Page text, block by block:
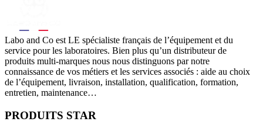
Labo and Co est LE spécialiste français de l’équipement et du
service pour les laboratoires. Bien plus qu’un distributeur de
produits multi-marques nous nous distinguons par notre
connaissance de vos métiers et les services associés : aide au choix
de l’équipement, livraison, installation, qualification, formation,
entretien, maintenance…
PRODUITS STAR